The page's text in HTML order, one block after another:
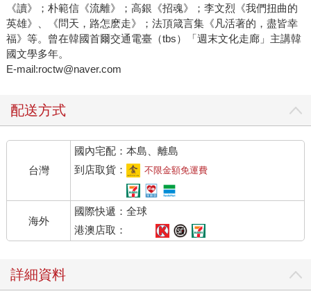
《讀》；朴範信《流離》；高銀《招魂》；李文烈《我們扭曲的
英雄》、《問天，路怎麽走》；法頂箴言集《凡活著的，盡皆幸
福》等。曾在韓國首爾交通電臺（tbs）「週末文化走廊」主講韓
國文學多年。
E-mail:roctw@naver.com
配送方式
台灣
國內宅配：本島、離島
到店取貨：
不限金額免運費
海外
國際快遞：全球
港澳店取：
詳細資料